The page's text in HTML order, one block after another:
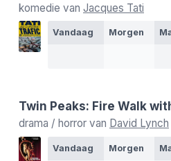
komedie van Jacques Tati
Vandaag Morgen
Twin Peaks: Fire Walk
drama / horror van David Lynch
Vandaag Morgen